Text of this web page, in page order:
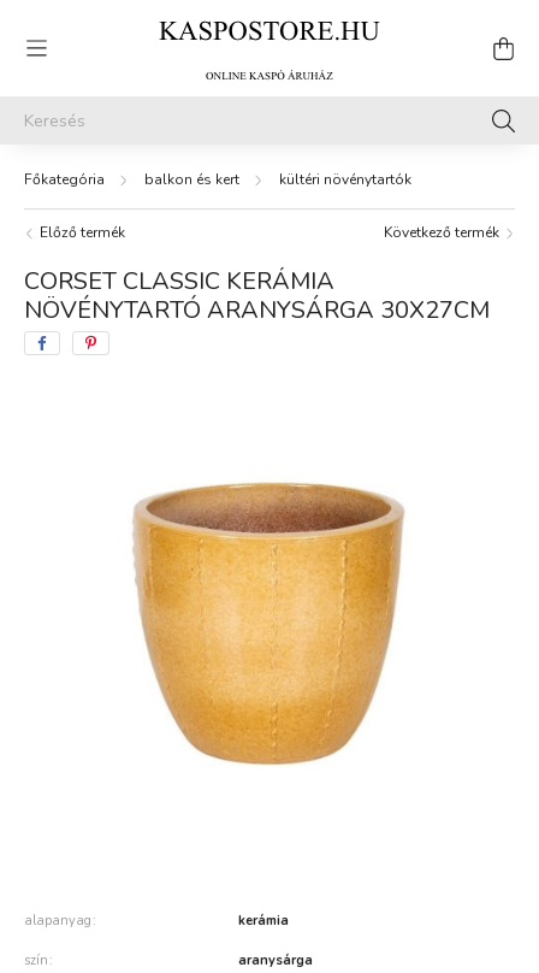
balkon és kert kültéri növénytartók
Előző termék Következő termék
CORSET CLASSIC KERÁMIA
NÖVÉNYTARTÓ ARANYSÁRGA 30X27CM
alapanyag kerámia
szín aranysárga